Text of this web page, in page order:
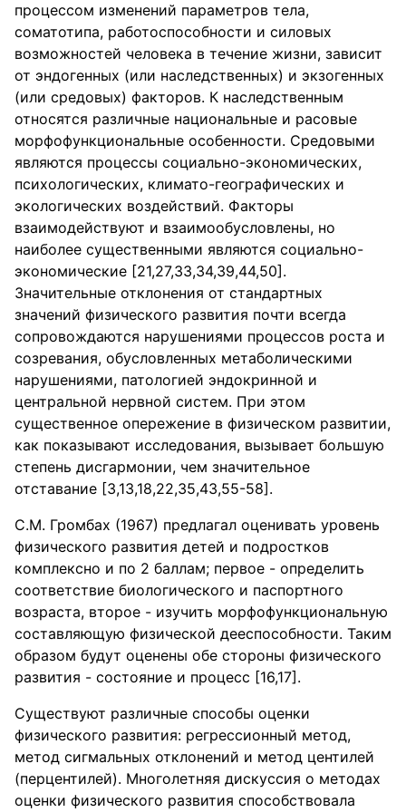
процессом изменений параметров тела,
соматотипа, работоспособности и силовых
возможностей человека в течение жизни, зависит
от эндогенных (или наследственных) и экзогенных
(или средовых) факторов. К наследственным
относятся различные национальные и расовые
морфофункциональные особенности. Средовыми
являются процессы социально-экономических,
психологических, климато-географических и
экологических воздействий. Факторы
взаимодействуют и взаимообусловлены, но
наиболее существенными являются социально-
экономические [21,27,33,34,39,44,50].
Значительные отклонения от стандартных
значений физического развития почти всегда
сопровождаются нарушениями процессов роста и
созревания, обусловленных метаболическими
нарушениями, патологией эндокринной и
центральной нервной систем. При этом
существенное опережение в физическом развитии,
как показывают исследования, вызывает большую
степень дисгармонии, чем значительное
отставание [3,13,18,22,35,43,55-58].
С.М. Громбах (1967) предлагал оценивать уровень
физического развития детей и подростков
комплексно и по 2 баллам; первое - определить
соответствие биологического и паспортного
возраста, второе - изучить морфофункциональную
составляющую физической дееспособности. Таким
образом будут оценены обе стороны физического
развития - состояние и процесс [16,17].
Существуют различные способы оценки
физического развития: регрессионный метод,
метод сигмальных отклонений и метод центилей
(перцентилей). Многолетняя дискуссия о методах
оценки физического развития способствовала